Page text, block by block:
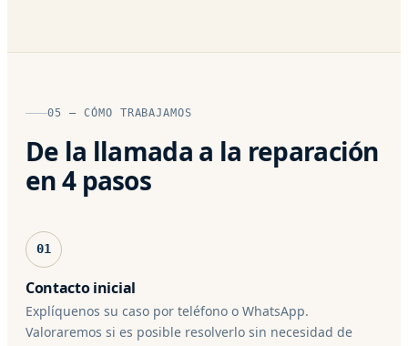
05 — CÓMO TRABAJAMOS
De la llamada a la reparación
en 4 pasos
01
Contacto inicial
Explíquenos su caso por teléfono o WhatsApp.
Valoraremos si es posible resolverlo sin necesidad de